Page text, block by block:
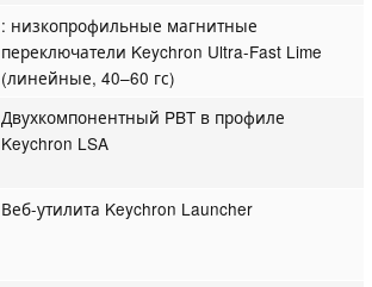
: низкопрофильные магнитные
переключатели Keychron Ultra-Fast Lime
(линейные, 40–60 гс)
Двухкомпонентный PBT в профиле
Keychron LSA
Веб-утилита Keychron Launcher